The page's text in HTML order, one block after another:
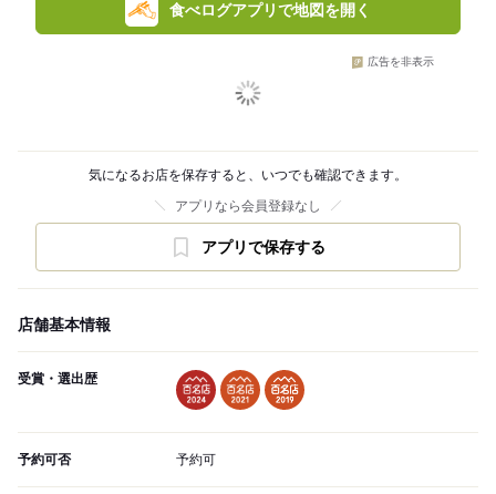
食べログアプリで地図を開く
広告を非表示
気になるお店を保存すると、いつでも確認できます。
アプリなら会員登録なし
アプリで保存する
店舗基本情報
受賞・選出歴
予約可否 予約可